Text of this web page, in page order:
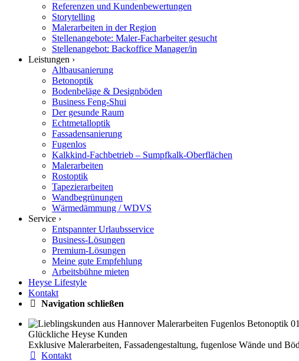
Referenzen und Kundenbewertungen
Storytelling
Malerarbeiten in der Region
Stellenangebote: Maler-Facharbeiter gesucht
Stellenangebot: Backoffice Manager/in
Leistungen ›
Altbausanierung
Betonoptik
Bodenbeläge & Designböden
Business Feng-Shui
Der gesunde Raum
Echtmetalloptik
Fassadensanierung
Fugenlos
Kalkkind-Fachbetrieb – Sumpfkalk-Oberflächen
Malerarbeiten
Rostoptik
Tapezierarbeiten
Wandbegrünungen
Wärmedämmung / WDVS
Service ›
Entspannter Urlaubsservice
Business-Lösungen
Premium-Lösungen
Meine gute Empfehlung
Arbeitsbühne mieten
Heyse Lifestyle
Kontakt
Navigation schließen
Glückliche Heyse Kunden
Exklusive Malerarbeiten, Fassadengestaltung, fugenlose Wände und
Kontakt